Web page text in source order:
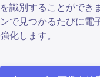
を識別することができ
ンで見つかるたびに電
強化します。